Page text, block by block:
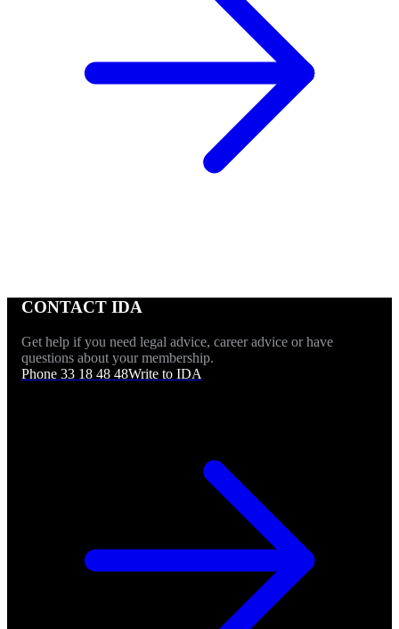
CONTACT IDA
Get help if you need legal advice, career advice or have
questions about your membership.
Phone 33 18 48 48Write to IDA